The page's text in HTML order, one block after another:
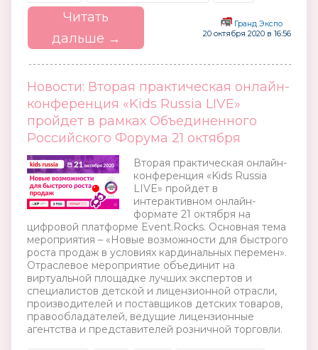
Читать
дальше →
Гранд Экспо
20 октября 2020 в 16:56
Новости: Вторая практическая онлайн-
конференция «Kids Russia LIVE»
пройдет в рамках Объединенного
Российского Форума 21 октября
Вторая практическая онлайн-
конференция «Kids Russia
LIVE» пройдет в
интерактивном онлайн-
формате 21 октября на
цифровой платформе Event.Rocks. Основная тема
мероприятия – «Новые возможности для быстрого
роста продаж в условиях кардинальных перемен».
Отраслевое мероприятие объединит на
виртуальной площадке лучших экспертов и
специалистов детской и лицензионной отрасли,
производителей и поставщиков детских товаров,
правообладателей, ведущие лицензионные
агентства и представителей розничной торговли.